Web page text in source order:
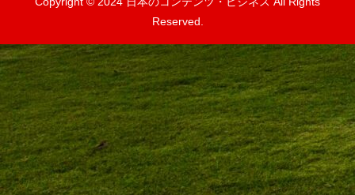
Reserved.